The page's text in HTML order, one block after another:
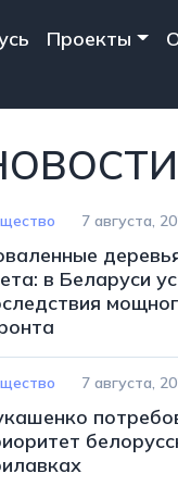
Проекты
7 августа,
в Беларуси
7 августа,